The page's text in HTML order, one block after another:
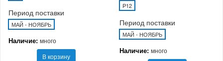
Период поставки
МАЙ - НОЯБРЬ
Наличие: много
В корзину
P12
Период поставки
МАЙ - НОЯБРЬ
Наличие: много